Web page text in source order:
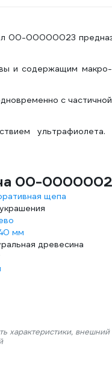
00-00000023
и содержащим
с
00-
щепа
мм
древесина
характеристики,